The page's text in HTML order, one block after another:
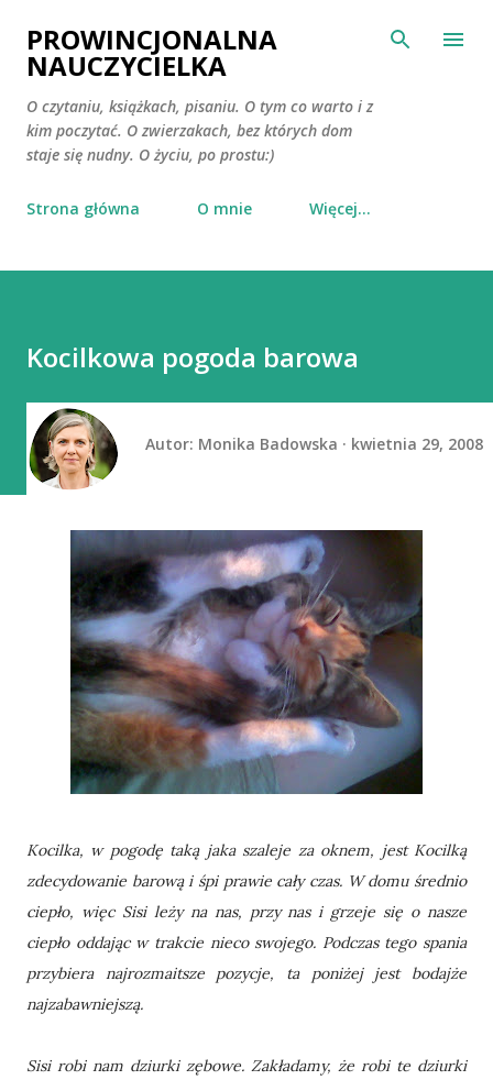
Przejdź do głównej zawartości
PROWINCJONALNA
NAUCZYCIELKA
O czytaniu, książkach, pisaniu. O tym co warto i z
kim poczytać. O zwierzakach, bez których dom
staje się nudny. O życiu, po prostu:)
Strona główna O mnie Więcej…
Kocilkowa pogoda barowa
Autor: Monika Badowska kwietnia 29, 2008
Kocilka, w pogodę taką jaka szaleje za oknem, jest Kocilką
zdecydowanie barową i śpi prawie cały czas. W domu średnio
ciepło, więc Sisi leży na nas, przy nas i grzeje się o nasze
ciepło oddając w trakcie nieco swojego. Podczas tego spania
przybiera najrozmaitsze pozycje, ta poniżej jest bodajże
najzabawniejszą.
Sisi robi nam dziurki zębowe. Zakładamy, że robi te dziurki